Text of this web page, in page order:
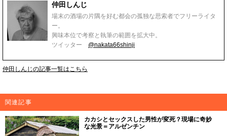
仲田しんじ
場末の酒場の片隅を好む都会の孤独な思索者でフリーライタ
ー。
興味本位で考察と執筆の範囲を拡大中。
ツイッター @nakata66shinji
仲田しんじの記事一覧はこちら
関連記事
カカシとセックスした男性が変死？現場に奇妙
な光景＝アルゼンチン